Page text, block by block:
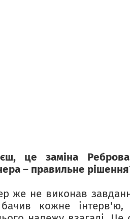
це заміна Реброва
– правильне
же не виконав
кожне